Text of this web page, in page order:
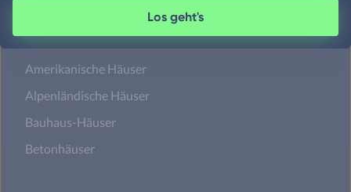
Hauspreise
Amerikanische Häuser
Alpenländische Häuser
Bauhaus-Häuser
Betonhäuser
Los geht's